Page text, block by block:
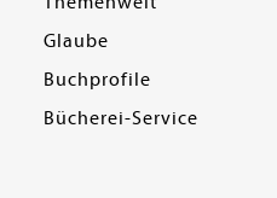
Glaube
Buchprofile
Bücherei-Service